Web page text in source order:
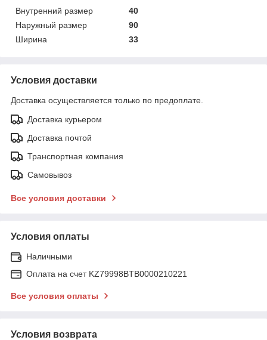
Внутренний размер
40
Наружный размер
90
Ширина
33
Условия доставки
Доставка осуществляется только по предоплате.
Доставка курьером
Доставка почтой
Транспортная компания
Самовывоз
Все условия доставки
Условия оплаты
Наличными
Оплата на счет KZ79998BTB0000210221
Все условия оплаты
Условия возврата